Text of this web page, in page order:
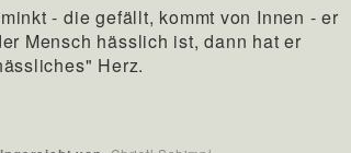
- die gefällt, kommt von Innen - er
Mensch hässlich ist, dann hat er
Herz.